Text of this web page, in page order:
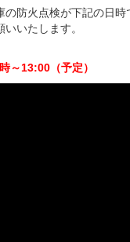
の防火点検が下記の日
いたします。
～13:00（予定）